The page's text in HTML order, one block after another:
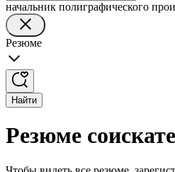
начальник полиграфического
Резюме
Найти
Резюме